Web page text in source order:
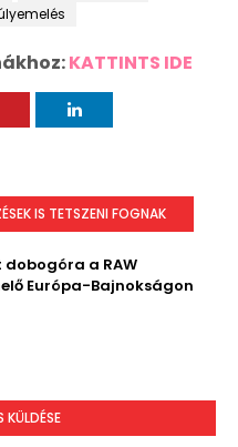
KATTINTS IDE
IS TETSZENI FOGNAK
a RAW
Európa-Bajnokságon
KÜLDÉSE